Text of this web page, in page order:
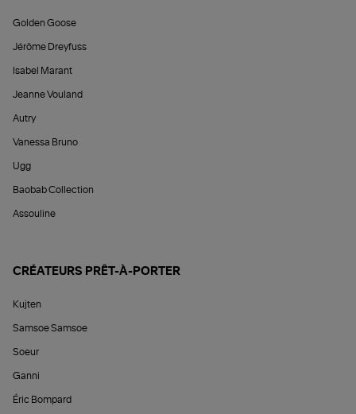
Golden Goose
Jérôme Dreyfuss
Isabel Marant
Jeanne Vouland
Autry
Vanessa Bruno
Ugg
Baobab Collection
Assouline
CRÉATEURS PRÊT-À-PORTER
Kujten
Samsoe Samsoe
Soeur
Ganni
Éric Bompard